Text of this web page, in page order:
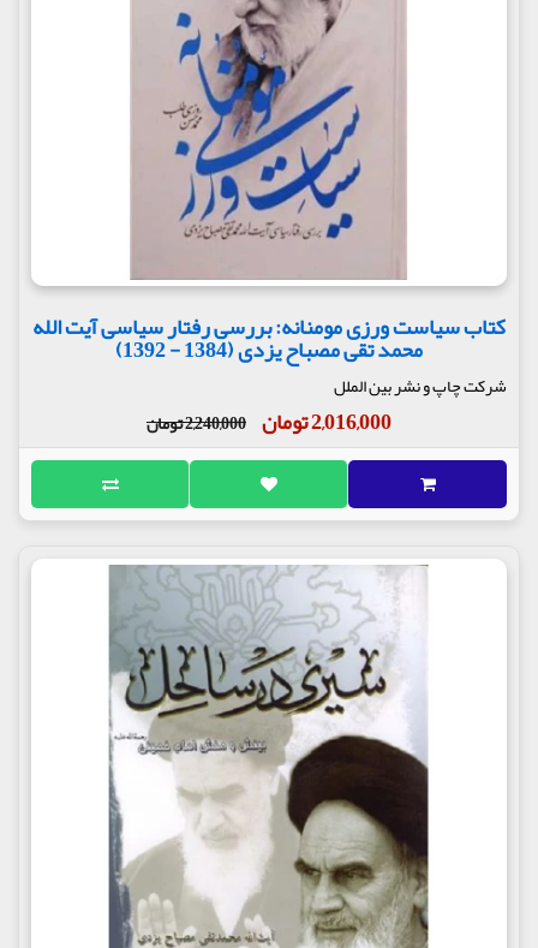
کتاب سیاست ورزی مومنانه: بررسی رفتار سیاسی آیت الله
محمد تقی مصباح یزدی (1384 - 1392)
شرکت چاپ و نشر بین الملل
2,016,000 تومان 2,240,000 تومان